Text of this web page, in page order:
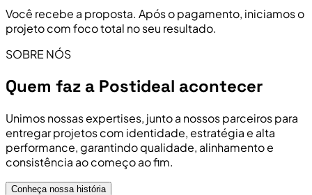
Você recebe a proposta. Após o pagamento, iniciamos o
projeto com foco total no seu resultado.
SOBRE NÓS
Quem faz a Postideal acontecer
Unimos nossas expertises, junto a nossos parceiros para
entregar projetos com identidade, estratégia e alta
performance, garantindo qualidade, alinhamento e
consistência ao começo ao fim.
Conheça nossa história